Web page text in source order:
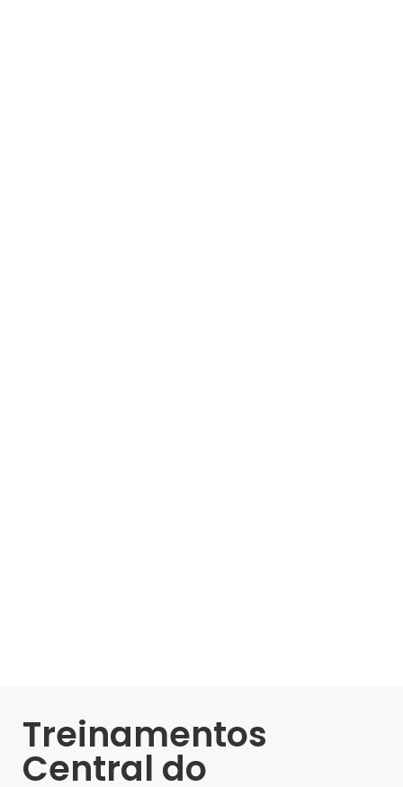
Treinamentos
Central do